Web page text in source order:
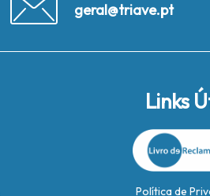
geral@triave.pt
Links
Política de